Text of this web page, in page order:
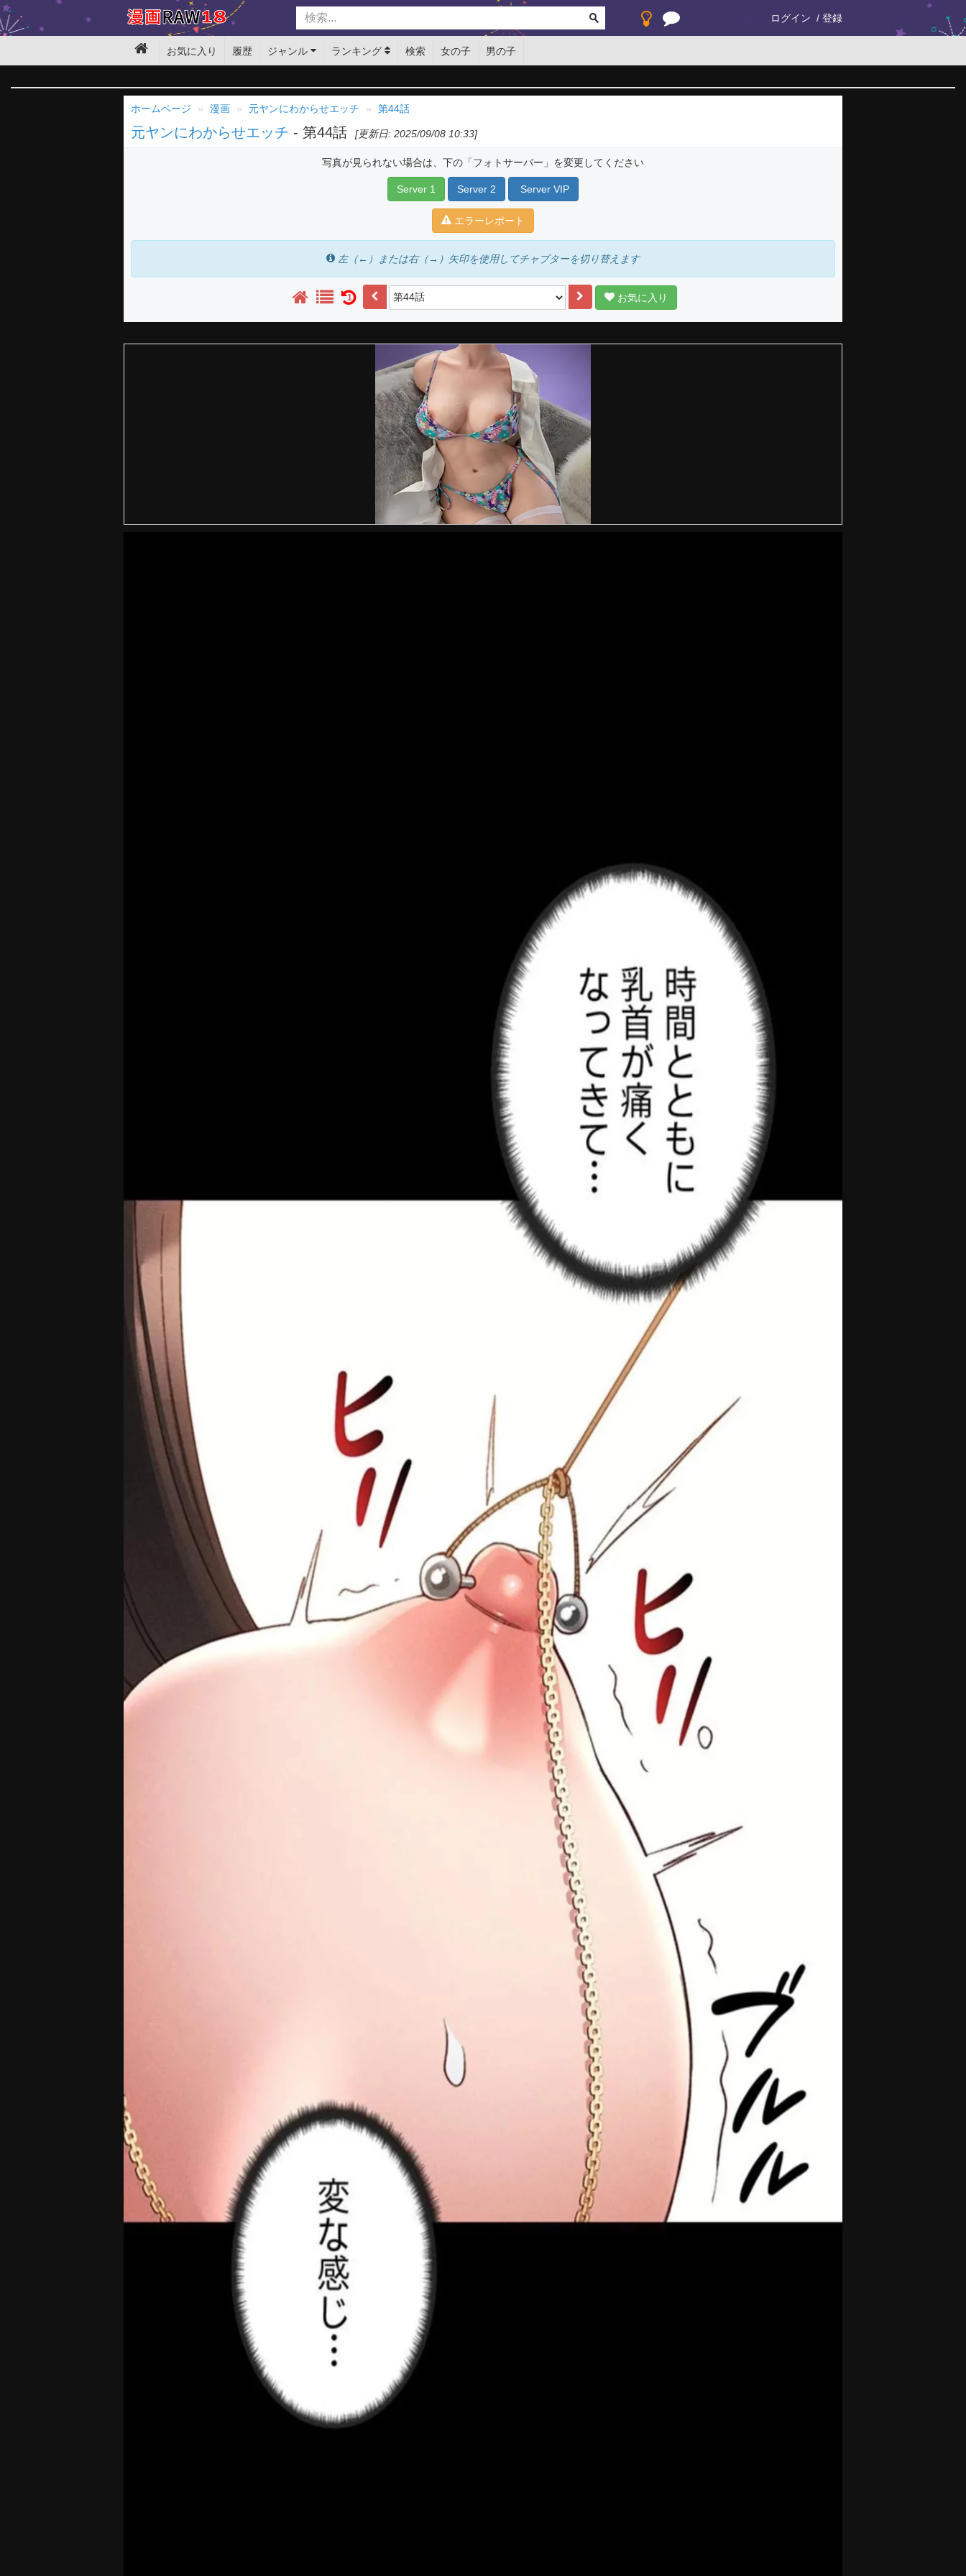
ログイン 登録
お気に入り 履歴 ジャンル ランキング 検索 女の子 男の子
ホームページ 漫画 元ヤンにわからせエッチ 第44話
元ヤンにわからせエッチ - 第44話 [更新日: 2025/09/08 10:33]
写真が見られない場合は、下の「フォトサーバー」を変更してください
Server 1 Server 2 Server VIP
エラーレポート
左（←）または右（→）矢印を使用してチャプターを切り替えます
1 お気に入り